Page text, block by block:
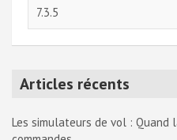
Articles récents
Les simulateurs de vol :